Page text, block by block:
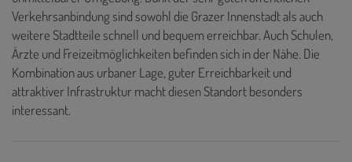
Verkehrsanbindung sind sowohl die Grazer Innenstadt als auch
weitere Stadtteile schnell und bequem erreichbar. Auch Schulen,
Ärzte und Freizeitmöglichkeiten befinden sich in der Nähe. Die
Kombination aus urbaner Lage, guter Erreichbarkeit und
attraktiver Infrastruktur macht diesen Standort besonders
interessant.